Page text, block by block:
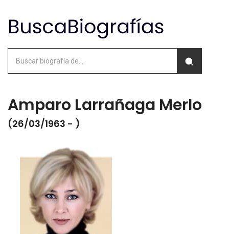
Amparo Larrañaga Merlo
(26/03/1963 - )